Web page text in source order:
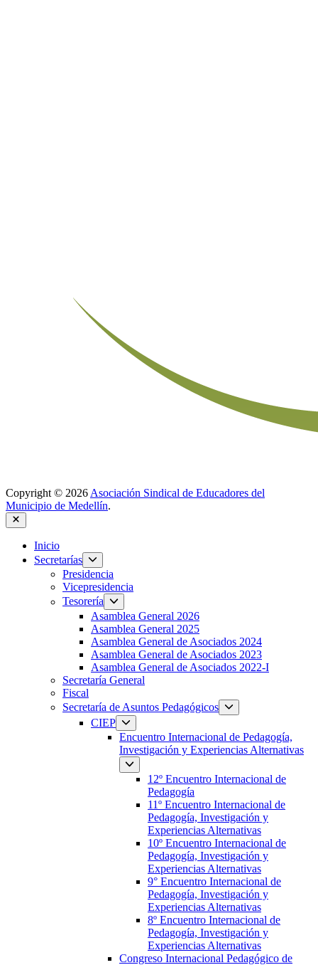
Copyright © 2026 Asociación Sindical de Educadores del
Municipio de Medellín.
Inicio
Secretarías
Presidencia
Vicepresidencia
Tesorería
Asamblea General 2026
Asamblea General 2025
Asamblea General de Asociados 2024
Asamblea General de Asociados 2023
Asamblea General de Asociados 2022-I
Secretaría General
Fiscal
Secretaría de Asuntos Pedagógicos
CIEP
Encuentro Internacional de Pedagogía,
Investigación y Experiencias Alternativas
12º Encuentro Internacional de
Pedagogía
11º Encuentro Internacional de
Pedagogía, Investigación y
Experiencias Alternativas
10º Encuentro Internacional de
Pedagogía, Investigación y
Experiencias Alternativas
9° Encuentro Internacional de
Pedagogía, Investigación y
Experiencias Alternativas
8º Encuentro Internacional de
Pedagogía, Investigación y
Experiencias Alternativas
Congreso Internacional Pedagógico de